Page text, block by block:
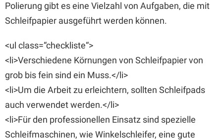
Polierung gibt es eine Vielzahl von Aufgaben, die mit
Schleifpapier ausgeführt werden können.
<ul class=“checkliste“>
<li>Verschiedene Körnungen von Schleifpapier von
grob bis fein sind ein Muss.</li>
<li>Um die Arbeit zu erleichtern, sollten Schleifpads
auch verwendet werden.</li>
<li>Für den professionellen Einsatz sind spezielle
Schleifmaschinen, wie Winkelschleifer, eine gute